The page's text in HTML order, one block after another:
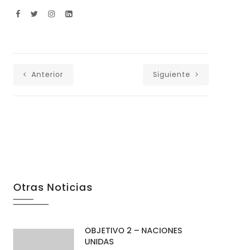
Anterior Siguiente
Otras Noticias
OBJETIVO 2 – NACIONES
UNIDAS